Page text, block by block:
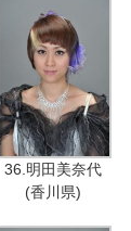
36.明田美奈代
(香川県)